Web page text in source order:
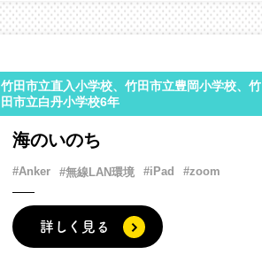
竹田市立直入小学校、竹田市立豊岡小学校、竹
田市立白丹小学校6年
海のいのち
#Anker #無線LAN環境 #iPad #zoom
詳しく見る